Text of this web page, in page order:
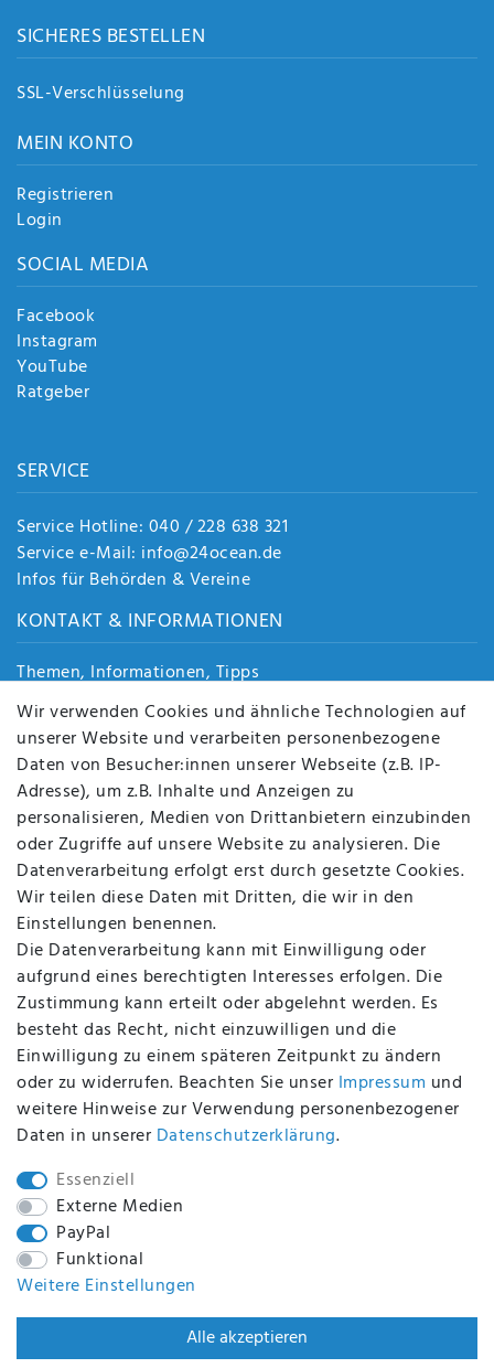
SICHERES BESTELLEN
SSL-Verschlüsselung
MEIN KONTO
Registrieren
Login
SOCIAL MEDIA
Facebook
Instagram
YouTube
Ratgeber
SERVICE
Service Hotline: 040 / 228 638 321
Service e-Mail: info@24ocean.de
Infos für Behörden & Vereine
KONTAKT & INFORMATIONEN
Themen, Informationen, Tipps
Jobs
Über uns
Kontakt
Datenschutz
AGB
FAQ
Batterieentsorgung
Altölverordnung
Impressum
BEQUEM UND SICHER BEZAHLEN MIT
BEI UNS SIND SIE SICHER!
WIR VERSENDEN MIT
WIR SIND ZERTIFIZIERT DURCH
Wir verwenden Cookies und ähnliche Technologien auf
unserer Website und verarbeiten personenbezogene
Daten von Besucher:innen unserer Webseite (z.B. IP-
Adresse), um z.B. Inhalte und Anzeigen zu
personalisieren, Medien von Drittanbietern einzubinden
oder Zugriffe auf unsere Website zu analysieren. Die
Datenverarbeitung erfolgt erst durch gesetzte Cookies.
Wir teilen diese Daten mit Dritten, die wir in den
Einstellungen benennen.
Die Datenverarbeitung kann mit Einwilligung oder
aufgrund eines berechtigten Interesses erfolgen. Die
Zustimmung kann erteilt oder abgelehnt werden. Es
besteht das Recht, nicht einzuwilligen und die
Einwilligung zu einem späteren Zeitpunkt zu ändern
oder zu widerrufen. Beachten Sie unser Impressum und
weitere Hinweise zur Verwendung personenbezogener
Daten in unserer Daten­schutz­erklärung.
Essenziell
Externe Medien
PayPal
Funktional
Weitere Einstellungen
Alle akzeptieren